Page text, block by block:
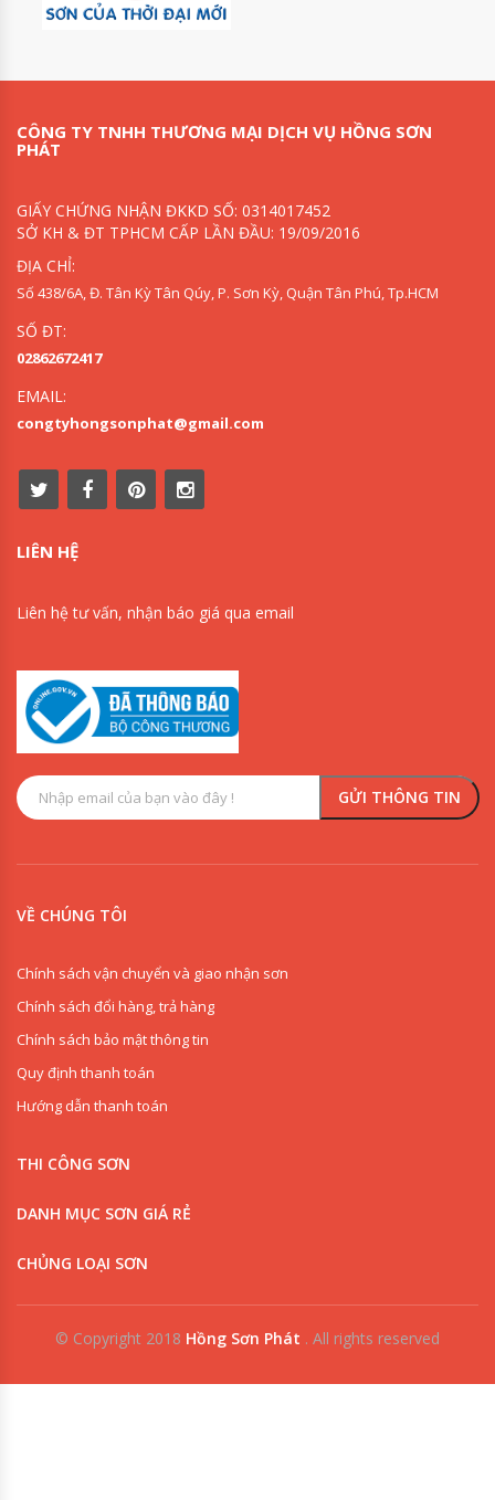
CÔNG TY TNHH THƯƠNG MẠI DỊCH VỤ HỒNG SƠN
PHÁT
GIẤY CHỨNG NHẬN ĐKKD SỐ: 0314017452
SỞ KH & ĐT TPHCM CẤP LẦN ĐẦU: 19/09/2016
ĐỊA CHỈ:
Số 438/6A, Đ. Tân Kỳ Tân Qúy, P. Sơn Kỳ, Quận Tân Phú, Tp.HCM
SỐ ĐT:
02862672417
EMAIL:
congtyhongsonphat@gmail.com
LIÊN HỆ
Liên hệ tư vấn, nhận báo giá qua email
VỀ CHÚNG TÔI
Chính sách vận chuyển và giao nhận sơn
Chính sách đổi hàng, trả hàng
Chính sách bảo mật thông tin
Quy định thanh toán
Hướng dẫn thanh toán
THI CÔNG SƠN
DANH MỤC SƠN GIÁ RẺ
CHỦNG LOẠI SƠN
© Copyright 2018 Hồng Sơn Phát . All rights reserved